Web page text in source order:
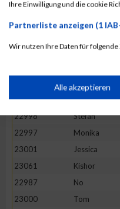
23078
Lisa
Andreas
23035
Ferdinand
22998
Stefan
22997
Monika
23001
Jessica
23061
Kishor
22987
No
23000
Tom
Ihre Einwilligung und die cookie
Partnerliste anzeigen (1
Wir nutzen Ihre Daten für folgende
Speichern von oder
Verwendung reduzierter
Verwendung von Profilen
Alle akzeptieren